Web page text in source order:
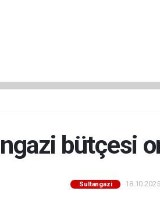
bütçesi
Sultangazi